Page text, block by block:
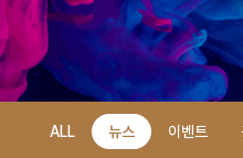
ALL 뉴스 이벤트